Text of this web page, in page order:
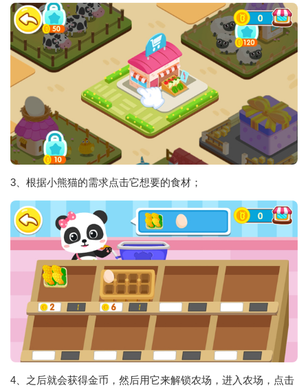
3、根据小熊猫的需求点击它想要的食材；
4、之后就会获得金币，然后用它来解锁农场，进入农场，点击